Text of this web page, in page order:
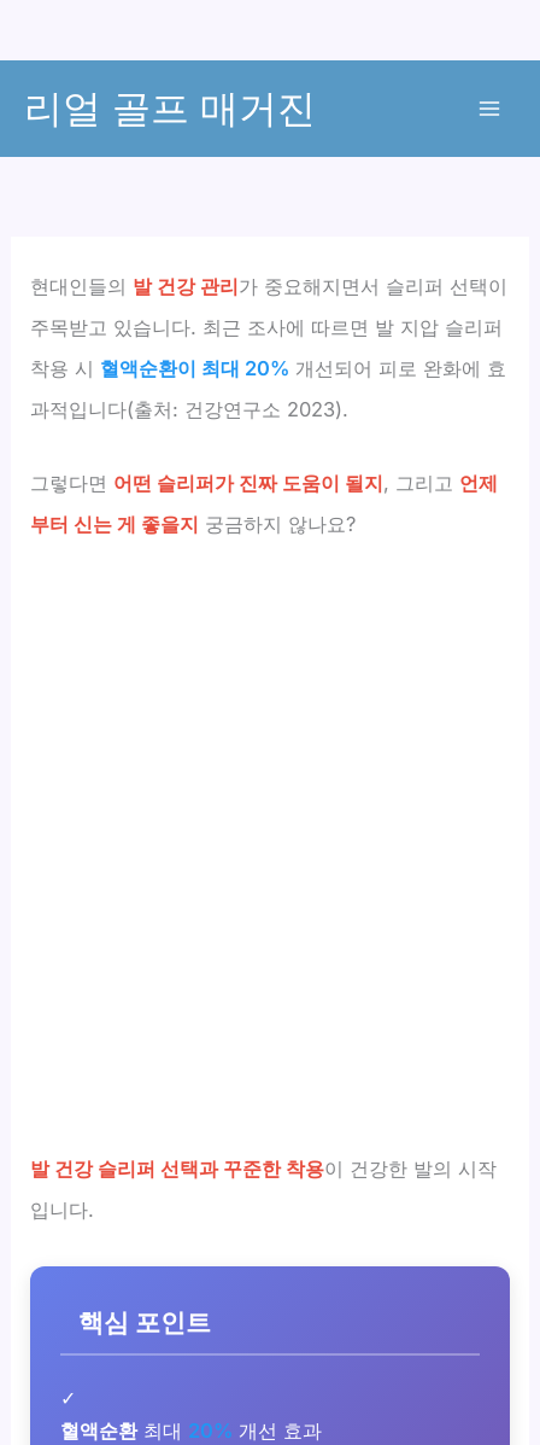
리얼 골프 매거진
현대인들의 발 건강 관리가 중요해지면서 슬리퍼 선택이
주목받고 있습니다. 최근 조사에 따르면 발 지압 슬리퍼
착용 시 혈액순환이 최대 20% 개선되어 피로 완화에 효
과적입니다(출처: 건강연구소 2023).
그렇다면 어떤 슬리퍼가 진짜 도움이 될지, 그리고 언제
부터 신는 게 좋을지 궁금하지 않나요?
발 건강 슬리퍼 선택과 꾸준한 착용이 건강한 발의 시작
입니다.
핵심 포인트
✓
혈액순환최대 20% 개선 효과